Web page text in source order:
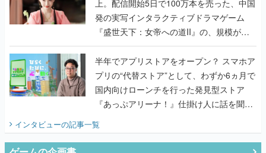
上。配信開始5日で100万本を売った、中国
発の実写インタラクティブドラマゲーム
『盛世天下：女帝への道II』の、規模が違
うこだわりをプロデューサーに聞いた
半年でアプリストアをオープン？ スマホア
プリの“代替ストア”として、わずか6ヵ月で
国内向けローンチを行った発見型ストア
『あっぷアリーナ！』仕掛け人に話を聞い
インタビューの記事一覧